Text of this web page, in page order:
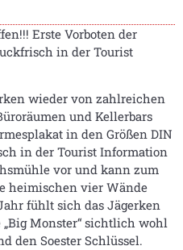
Erste Vorboten der
in der Tourist
wieder von zahlreichen
und Kellerbars
in den Größen DIN
in der Tourist Information
vor und kann zum
heimischen vier Wände
fühlt sich das Jägerken
Monster“ sichtlich wohl
den Soester Schlüssel.